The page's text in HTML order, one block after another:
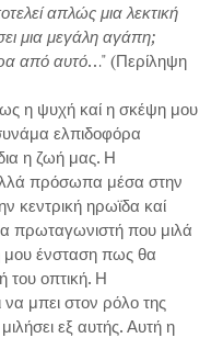
απλώς μια λεκτική
μια μεγάλη αγάπη;
από αυτό…" (Περίληψη
η ψυχή καί η σκέψη μου
ελπιδοφόρα
η ζωή μας. Η
πρόσωπα μέσα στην
κεντρική ηρωϊδα καί
πρωταγωνιστή που μιλά
μου ένσταση πως θα
του οπτική. Η
μπει στον ρόλο της
εξ αυτής. Αυτή η